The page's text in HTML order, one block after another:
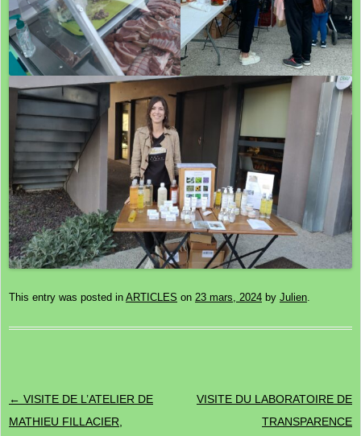
This entry was posted in ARTICLES on 23 mars, 2024 by Julien
Post navigation
← VISITE DE L’ATELIER DE
MATHIEU FILLACIER,
VISITE DU LABORATOIRE DE
TRANSPARENCE